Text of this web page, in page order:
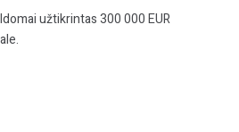
užtikrintas 300 000 EUR